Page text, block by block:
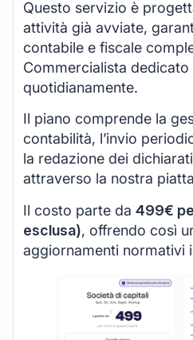
Questo servizio è
attività già avviate,
contabile e fiscale
Commercialista
quotidianamente.
Il piano comprende la
contabilità, l’invio
la redazione dei
attraverso la nostra
Il costo parte da 499€
esclusa), offrendo così
aggiornamenti normativi